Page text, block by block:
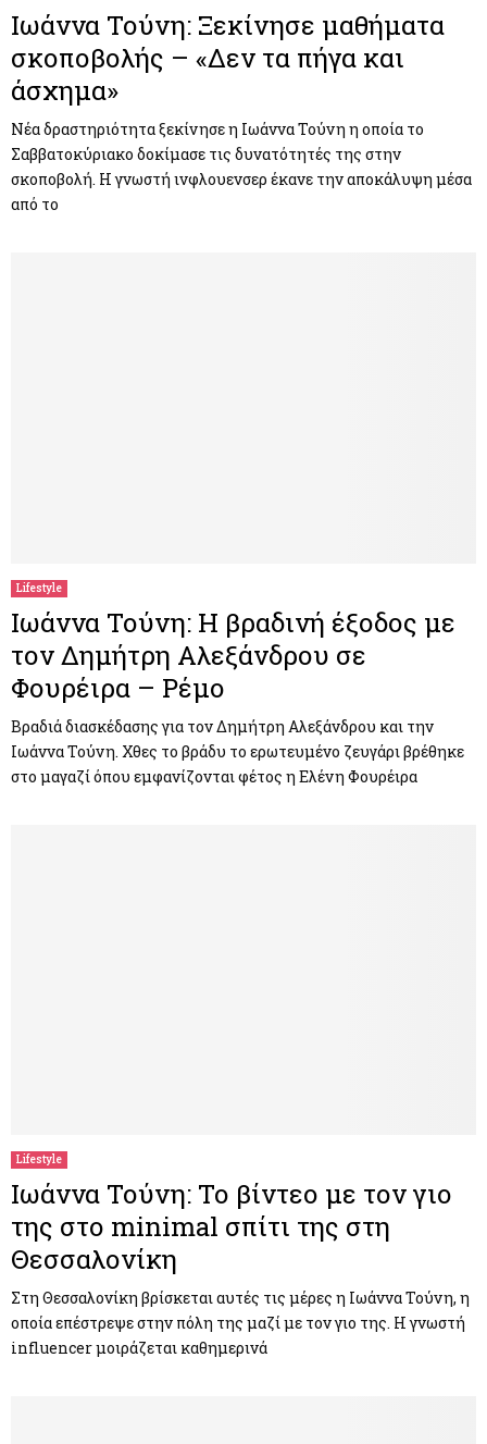
Ιωάννα Τούνη: Ξεκίνησε μαθήματα
σκοποβολής – «Δεν τα πήγα και
άσχημα»
Νέα δραστηριότητα ξεκίνησε η Ιωάννα Τούνη η οποία το
Σαββατοκύριακο δοκίμασε τις δυνατότητές της στην
σκοποβολή. Η γνωστή ινφλουενσερ έκανε την αποκάλυψη μέσα
από το
Lifestyle
Ιωάννα Τούνη: Η βραδινή έξοδος με
τον Δημήτρη Αλεξάνδρου σε
Φουρέιρα – Ρέμο
Βραδιά διασκέδασης για τον Δημήτρη Αλεξάνδρου και την
Ιωάννα Τούνη. Χθες το βράδυ το ερωτευμένο ζευγάρι βρέθηκε
στο μαγαζί όπου εμφανίζονται φέτος η Ελένη Φουρέιρα
Lifestyle
Ιωάννα Τούνη: Το βίντεο με τον γιο
της στο minimal σπίτι της στη
Θεσσαλονίκη
Στη Θεσσαλονίκη βρίσκεται αυτές τις μέρες η Ιωάννα Τούνη, η
οποία επέστρεψε στην πόλη της μαζί με τον γιο της. Η γνωστή
influencer μοιράζεται καθημερινά